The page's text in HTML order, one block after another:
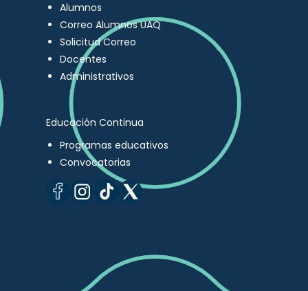
Alumnos
Correo Alumnos UAQ
Solicitud Correo
Docentes
Administrativos
Educación Continua
Programas educativos
Convocatorias